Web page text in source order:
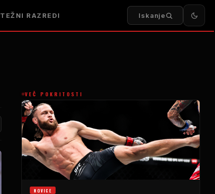
TEŽNI RAZREDI Iskanje
VEČ POKRITOSTI
NOVICE